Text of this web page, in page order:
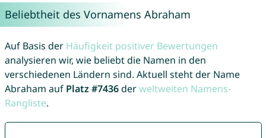
Beliebtheit des Vornamens Abraham
Auf Basis der Häufigkeit positiver Bewertungen
analysieren wir, wie beliebt die Namen in den
verschiedenen Ländern sind. Aktuell steht der Name
Abraham auf Platz #7436derweltweiten Namens-
Rangliste.